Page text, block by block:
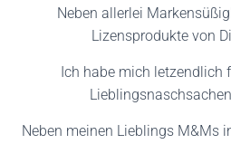
Neben allerlei
Lizensprodukte von
Ich habe mich letzendlich
Neben meinen Lieblings M&Ms